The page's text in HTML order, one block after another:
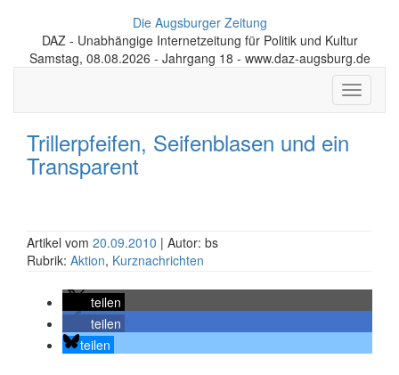
Die Augsburger Zeitung
DAZ - Unabhängige Internetzeitung für Politik und Kultur
Samstag, 08.08.2026 - Jahrgang 18 - www.daz-augsburg.de
Toggle
Trillerpfeifen, Seifenblasen und ein
Transparent
Artikel vom 20.09.2010 | Autor: bs
Rubrik: Aktion, Kurznachrichten
teilen
teilen
teilen